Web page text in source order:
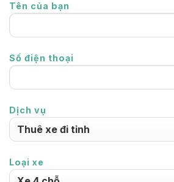
Tên của bạn
Số điện thoại
Dịch vụ
Loại xe